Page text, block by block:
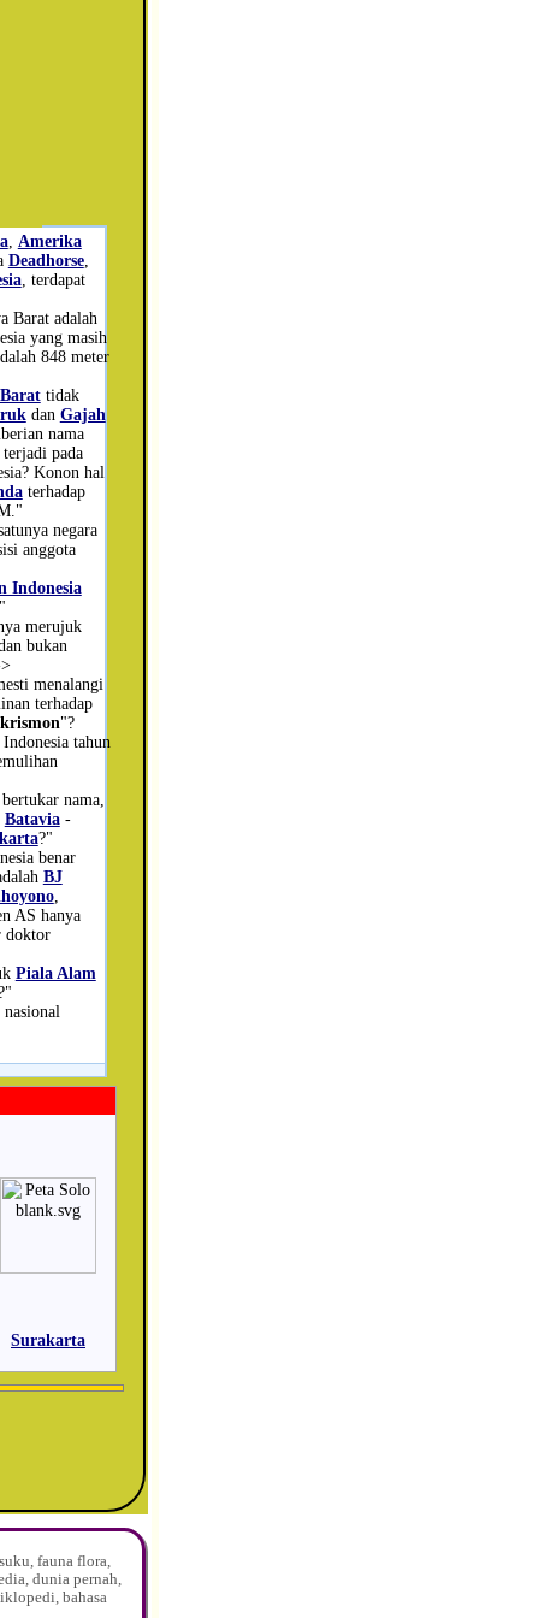
, Amerika
Deadhorse,
, terdapat
Barat adalah
yang masih
848 meter
tidak
dan Gajah
nama
pada
Konon hal
terhadap
negara
anggota
Indonesia
merujuk
bukan
menalangi
terhadap
krismon"?
tahun
nama,
Batavia-
?"
benar
BJ
,
AS hanya
doktor
Piala Alam
Surakarta
fauna flora,
dunia pernah,
bahasa